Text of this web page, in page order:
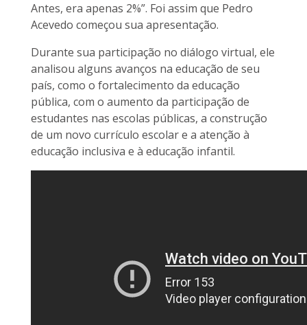
Antes, era apenas 2%”. Foi assim que Pedro
Acevedo começou sua apresentação.
Durante sua participação no diálogo virtual, ele
analisou alguns avanços na educação de seu
país, como o fortalecimento da educação
pública, com o aumento da participação de
estudantes nas escolas públicas, a construção
de um novo currículo escolar e a atenção à
educação inclusiva e à educação infantil.